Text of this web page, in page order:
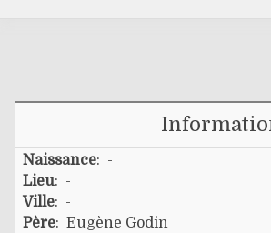
Naissance: -
Lieu: -
Ville: -
Père: Eugène Godin